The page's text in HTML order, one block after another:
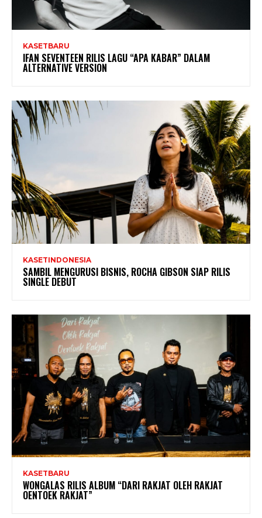
KASETBARU
IFAN SEVENTEEN RILIS LAGU “APA KABAR” DALAM
ALTERNATIVE VERSION
KASETINDONESIA
SAMBIL MENGURUSI BISNIS, ROCHA GIBSON SIAP RILIS
SINGLE DEBUT
KASETBARU
WONGALAS RILIS ALBUM “DARI RAKJAT OLEH RAKJAT
OENTOEK RAKJAT”